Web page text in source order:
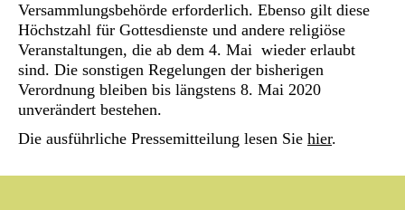
Versammlungsbehörde erforderlich. Ebenso gilt diese
Höchstzahl für Gottesdienste und andere religiöse
Veranstaltungen, die ab dem 4. Mai wieder erlaubt
sind. Die sonstigen Regelungen der bisherigen
Verordnung bleiben bis längstens 8. Mai 2020
unverändert bestehen.
Die ausführliche Pressemitteilung lesen Sie hier.